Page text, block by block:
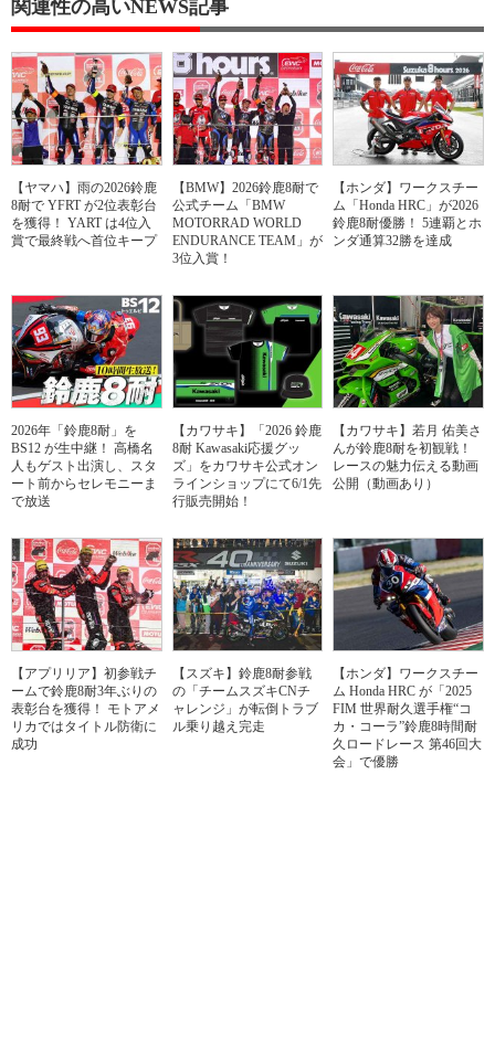
関連性の高いNEWS記事
【ヤマハ】雨の2026鈴鹿
8耐で YFRT が2位表彰台
を獲得！ YART は4位入
賞で最終戦へ首位キープ
【BMW】2026鈴鹿8耐で
公式チーム「BMW
MOTORRAD WORLD
ENDURANCE TEAM」が
3位入賞！
【ホンダ】ワークスチー
ム「Honda HRC」が2026
鈴鹿8耐優勝！ 5連覇とホ
ンダ通算32勝を達成
2026年「鈴鹿8耐」を
BS12 が生中継！ 高橋名
人もゲスト出演し、スタ
ート前からセレモニーま
で放送
【カワサキ】「2026 鈴鹿
8耐 Kawasaki応援グッ
ズ」をカワサキ公式オン
ラインショップにて6/1先
行販売開始！
【カワサキ】若月 佑美さ
んが鈴鹿8耐を初観戦！
レースの魅力伝える動画
公開（動画あり）
【アプリリア】初参戦チ
ームで鈴鹿8耐3年ぶりの
表彰台を獲得！ モトアメ
リカではタイトル防衛に
成功
【スズキ】鈴鹿8耐参戦
の「チームスズキCNチ
ャレンジ」が転倒トラブ
ル乗り越え完走
【ホンダ】ワークスチー
ム Honda HRC が「2025
FIM 世界耐久選手権“コ
カ・コーラ”鈴鹿8時間耐
久ロードレース 第46回大
会」で優勝